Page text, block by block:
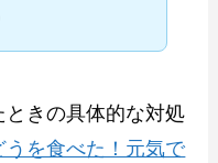
きの具体的な対処
うを食べた！元気で